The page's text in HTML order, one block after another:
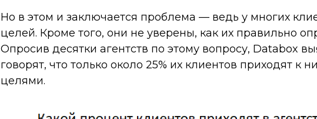
Но в этом и заключается проблема — ведь у многих
целей. Кроме того, они не уверены, как их правильно
Опросив десятки агентств по этому вопросу, Databox
говорят, что только около 25% их клиентов приходят к
целями.